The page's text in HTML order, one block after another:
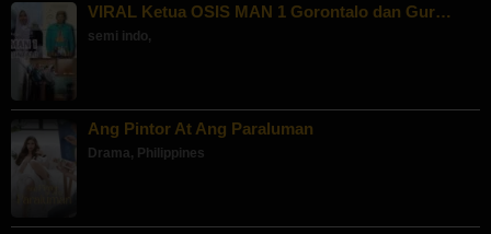
VIRAL Ketua OSIS MAN 1 Gorontalo dan Gur…
semi indo,
Ang Pintor At Ang Paraluman
Drama, Philippines